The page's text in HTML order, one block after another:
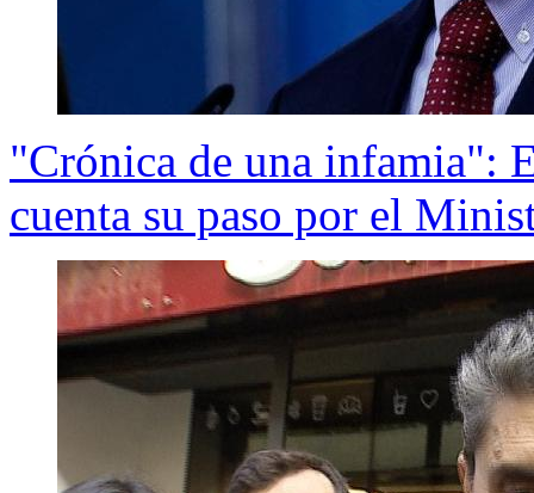
"Crónica de una infamia":
cuenta su paso por el